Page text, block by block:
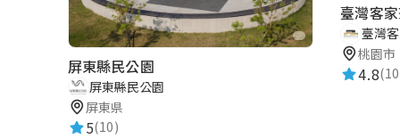
屏東縣民公園
屏東縣民公園
屏東県
5(10)
臺灣客
臺灣
桃園市
4.8